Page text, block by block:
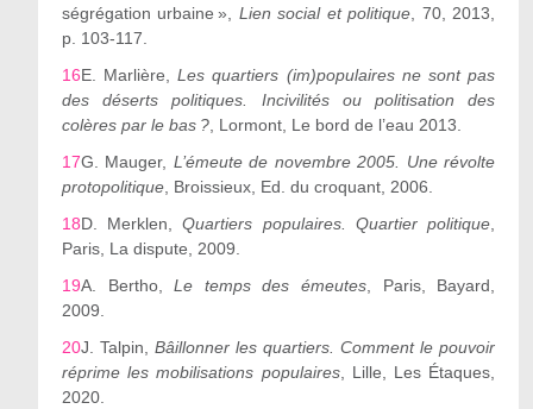
ségrégation urbaine », Lien social et politique, 70, 2013,
p. 103-117.
16E. Marlière,Les quartiers (im)populaires ne sont pas
des déserts politiques. Incivilités ou politisation des
colères par le bas ?, Lormont, Le bord de l’eau 2013.
17G. Mauger, L’émeute de novembre 2005. Une révolte
protopolitique, Broissieux, Ed. du croquant, 2006.
18D. Merklen,Quartiers populaires. Quartier politique,
Paris, La dispute, 2009.
19A. Bertho,Le temps des émeutes, Paris, Bayard,
2009.
20J. Talpin, Bâillonner les quartiers. Comment le pouvoir
réprime les mobilisations populaires, Lille, Les Étaques,
2020.